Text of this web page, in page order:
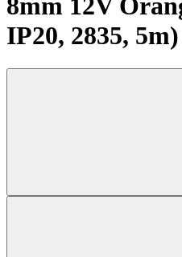
8mm 12V
IP20, 2835,